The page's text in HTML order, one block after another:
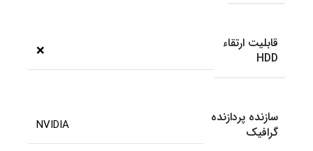
قابلیت ارتقاء
HDD
❌
سازنده پردازنده
گرافیک
NVIDIA